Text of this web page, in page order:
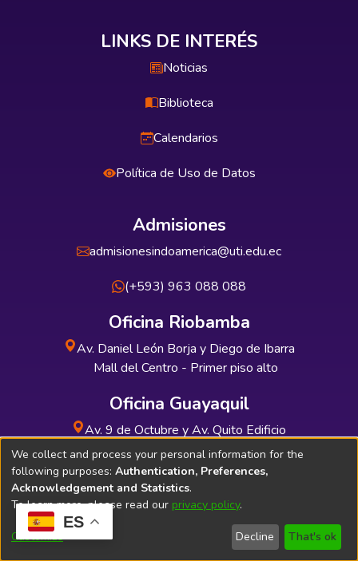
ES
LINKS DE INTERÉS
Noticias
Biblioteca
Calendarios
Política de Uso de Datos
Admisiones
admisionesindoamerica@uti.edu.ec
(+593) 963 088 088
Oficina Riobamba
Av. Daniel León Borja y Diego de Ibarra
Mall del Centro - Primer piso alto
Oficina Guayaquil
Av. 9 de Octubre y Av. Quito Edificio
INDUAUTO - Planta baja
Soporte Técnico Bibliolatino.com
We collect and process your personal information for the
following purposes: Authentication, Preferences,
Acknowledgement and Statistics.
To learn more, please read our privacy policy.
Customize Decline That's ok